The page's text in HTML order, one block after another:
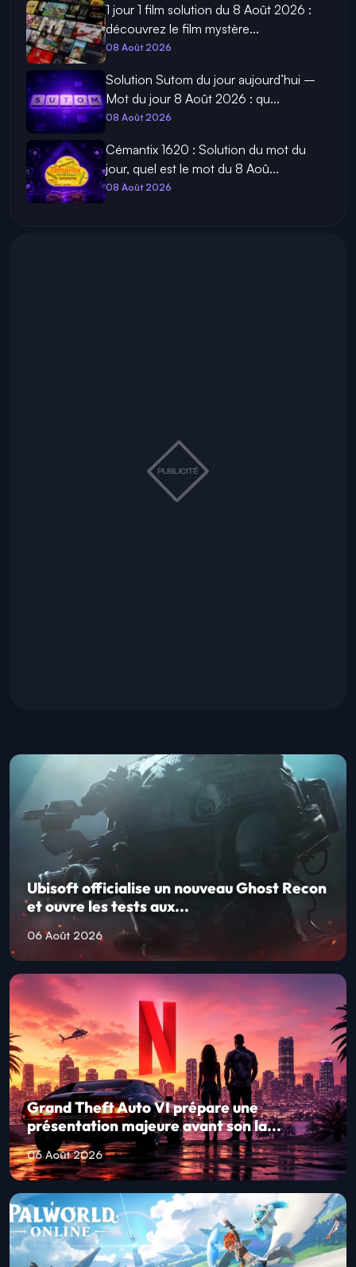
1 jour 1 film solution du 8 Août 2026 :
découvrez le film mystère...
08 Août 2026
Solution Sutom du jour aujourd’hui –
Mot du jour 8 Août 2026 : qu...
08 Août 2026
Cémantix 1620 : Solution du mot du
jour, quel est le mot du 8 Aoû...
08 Août 2026
Ubisoft officialise un nouveau Ghost Recon
et ouvre les tests aux...
06 Août 2026
Grand Theft Auto VI prépare une
présentation majeure avant son la...
06 Août 2026